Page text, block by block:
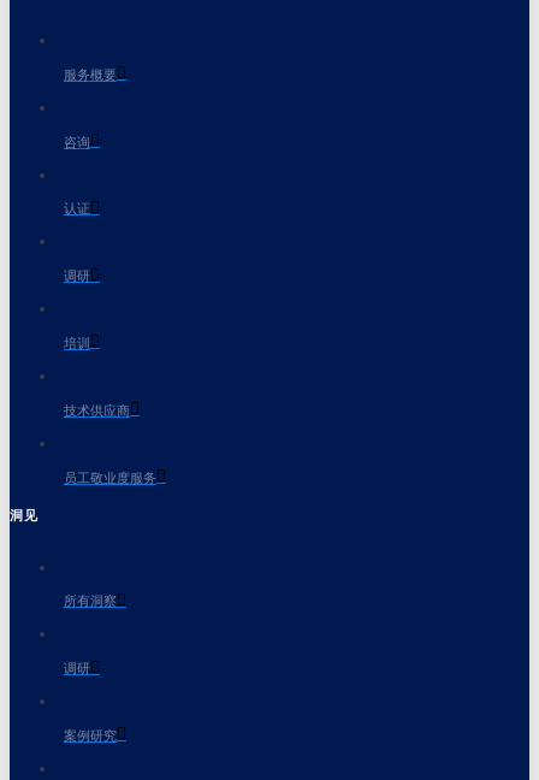
服务概要
咨询
认证
调研
培训
技术供应商
员工敬业度服务
洞见
所有洞察
调研
案例研究